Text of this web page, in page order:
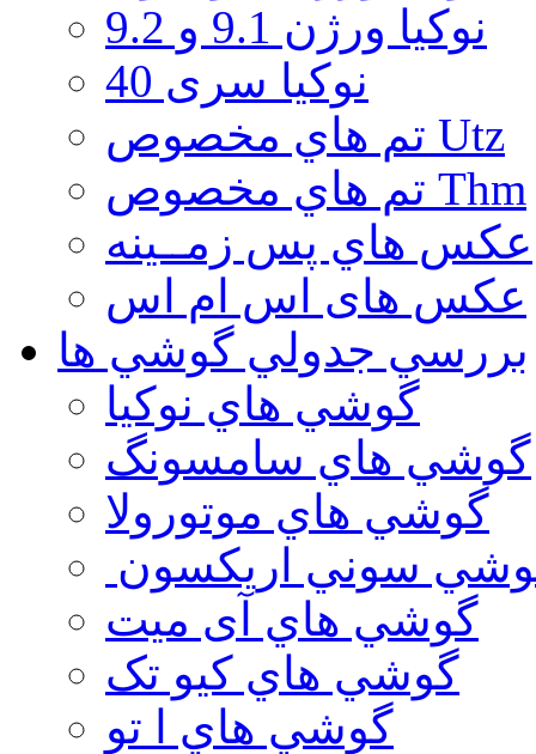
نوكيا ورژن 9.1 و 9.2
نوکیا سری 40
تم هاي مخصوص Utz
تم هاي مخصوص Thm
عكس هاي پس زمــينه
عكس های اس ام اس
بررسي جدولي گوشي ها
گوشي هاي نوكيا
گوشي هاي سامسونگ
گوشي هاي موتورولا
سوني اريكسون
گوشي هاي آی میت
گوشي هاي کیو تک
گوشي هاي ا تو